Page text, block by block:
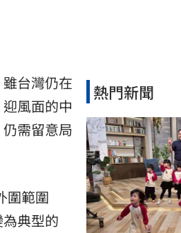
台灣仍在
風面的中
需留意局
圍範圍
典型的
熱門新聞